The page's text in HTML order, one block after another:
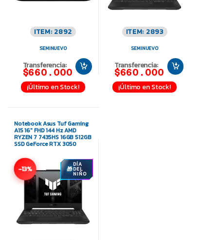
ITEM: 2892
SEMINUEVO
Transferencia:
$660.000
¡Último en Stock!
ITEM: 2893
SEMINUEVO
Transferencia:
$660.000
¡Último en Stock!
Notebook Asus Tuf Gaming
A15 16″ FHD 144 Hz AMD
RYZEN 7 7435HS 16GB 512GB
SSD GeForce RTX 3050
-13% DÍA
DEL
NIÑO